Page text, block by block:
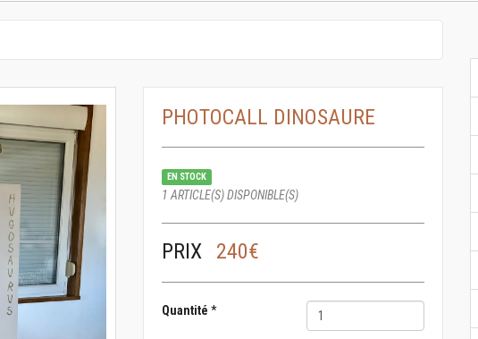
PHOTOCALL DINOSAURE
EN STOCK
1 ARTICLE(S) DISPONIBLE(S)
PRIX 240€
Quantité *